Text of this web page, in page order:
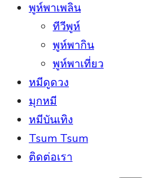
พูห์พาเพลิน
ทีวีพูห์
พูห์พากิน
พูห์พาเที่ยว
หมีดูดวง
มุกหมี
หมีบันเทิง
Tsum Tsum
ติดต่อเรา